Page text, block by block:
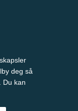
deg så
Du kan